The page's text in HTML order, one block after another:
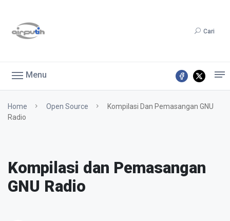
Cari
Menu
Home Open Source
Kompilasi Dan Pemasangan GNU
Radio
Kompilasi dan Pemasangan
GNU Radio